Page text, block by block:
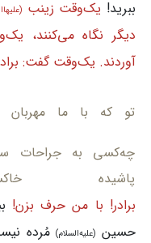
ببرید! یک‌وقت زینب
دیگر نگاه می‌کنند،
آوردند. یک‌وقت گفت:
تو که با ما مهربان
چه‌کسی به جراحات
پاشیده
برادر! با من حرف بزن!
حسین (علیه‌السلام)مُرده